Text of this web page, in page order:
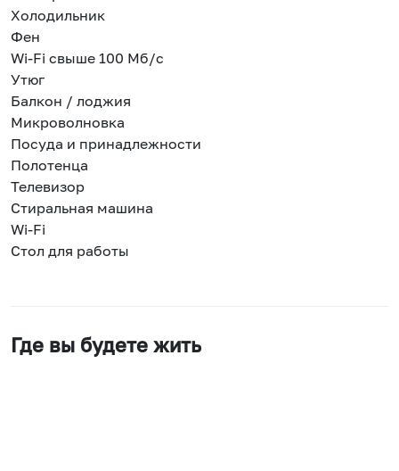
Холодильник
Фен
Wi-Fi свыше 100 Мб/с
Утюг
Балкон / лоджия
Микроволновка
Посуда и принадлежности
Полотенца
Телевизор
Стиральная машина
Wi-Fi
Стол для работы
Где вы будете жить